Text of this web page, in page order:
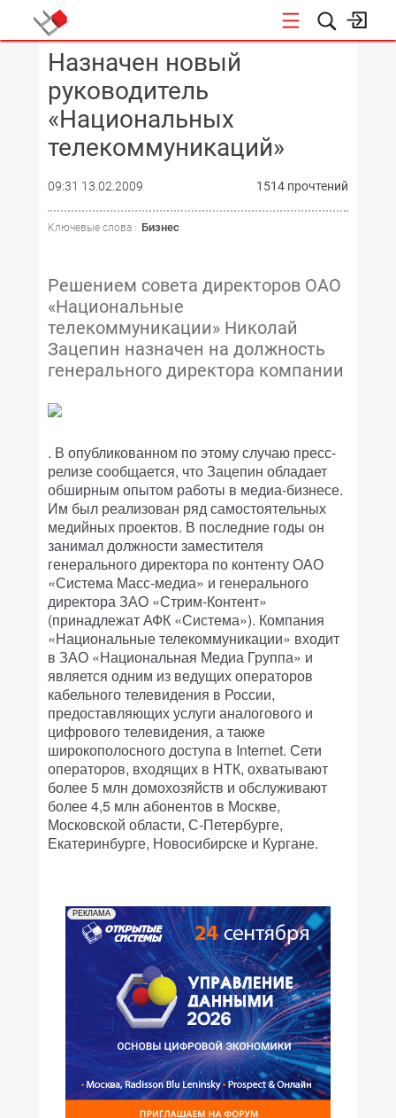
КОНФЕРЕНЦИИ
Назначен новый
руководитель
«Национальных
телекоммуникаций»
09:31 13.02.2009 1514 прочтений
Ключевые слова : Бизнес
Решением совета директоров ОАО
«Национальные
телекоммуникации» Николай
Зацепин назначен на должность
генерального директора компании
. В опубликованном по этому случаю пресс-
релизе сообщается, что Зацепин обладает
обширным опытом работы в медиа-бизнесе.
Им был реализован ряд самостоятельных
медийных проектов. В последние годы он
занимал должности заместителя
генерального директора по контенту ОАО
«Система Масс-медиа» и генерального
директора ЗАО «Стрим-Контент»
(принадлежат АФК «Система»). Компания
«Национальные телекоммуникации» входит
в ЗАО «Национальная Медиа Группа» и
является одним из ведущих операторов
кабельного телевидения в России,
предоставляющих услуги аналогового и
цифрового телевидения, а также
широкополосного доступа в Internet. Сети
операторов, входящих в НТК, охватывают
более 5 млн домохозяйств и обслуживают
более 4,5 млн абонентов в Москве,
Московской области, С-Петербурге,
Екатеринбурге, Новосибирске и Кургане.
РЕКЛАМА